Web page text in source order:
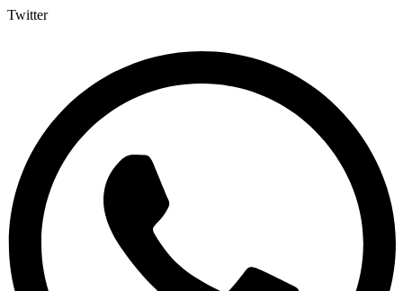
Twitter